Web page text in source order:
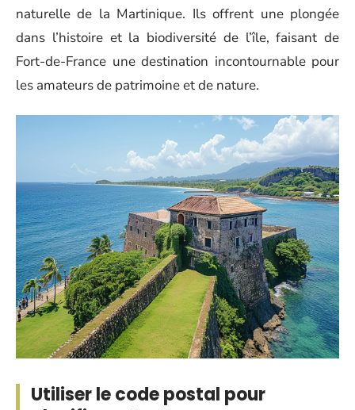
naturelle de la Martinique. Ils offrent une plongée
dans l’histoire et la biodiversité de l’île, faisant de
Fort-de-France une destination incontournable pour
les amateurs de patrimoine et de nature.
Utiliser le code postal pour